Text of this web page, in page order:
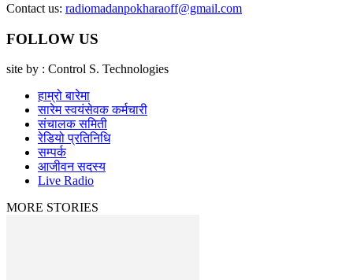
Contact us: radiomadanpokharaoff@gmail.com
FOLLOW US
site by : Control S. Technologies
हाम्रो बारेमा
सारेम स्वयंसेवक कर्मचारी
संचालक समिती
रेडियो प्रतिनिधि
सम्पर्क
आजीवन सदस्य
Live Radio
MORE STORIES